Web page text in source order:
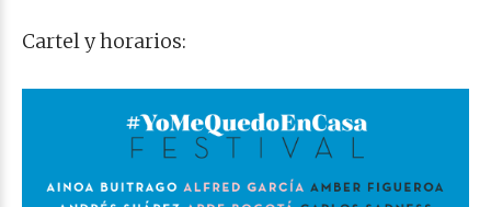
Cartel y horarios: